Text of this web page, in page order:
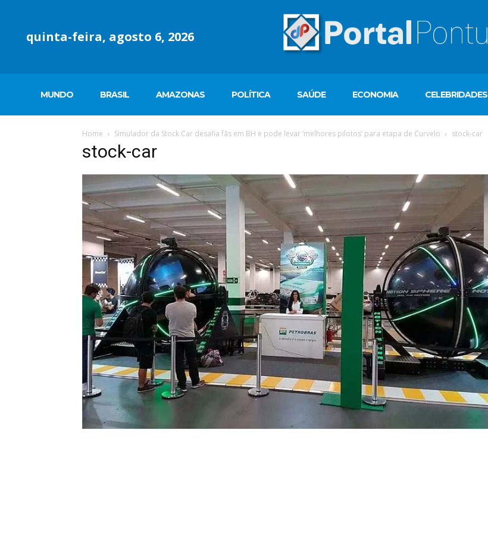
quinta-feira, agosto 6, 2026
MUNDO BRASIL AMAZONAS POLÍTICA SAÚDE ECONOMIA CELEBRIDADES
Home Simulador da Stock Car desafia fãs em BH e pode levar ‘melhores pilotos’ para etapa de Curvelo stock-car
stock-car